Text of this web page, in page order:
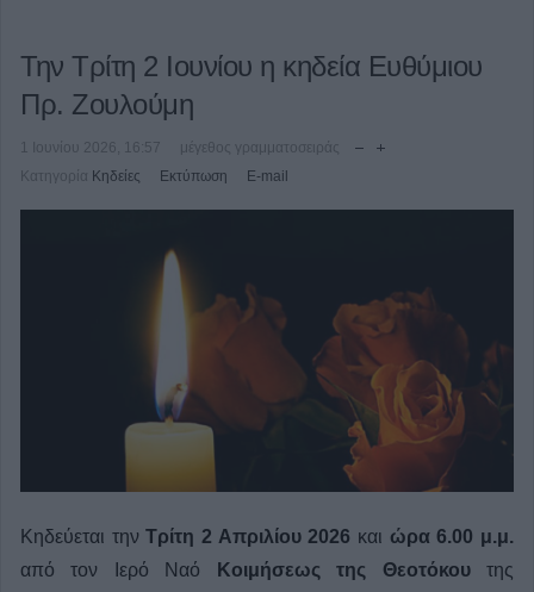
Την Τρίτη 2 Ιουνίου η κηδεία Ευθύμιου
Πρ. Ζουλούμη
1 Ιουνίου 2026, 16:57
μέγεθος γραμματοσειράς
Κατηγορία Κηδείες Εκτύπωση E-mail
Κηδεύεται την Τρίτη 2 Απριλίου 2026 και ώρα 6.00 μ.μ.
από τον Ιερό Ναό Κοιμήσεως της Θεοτόκουτης